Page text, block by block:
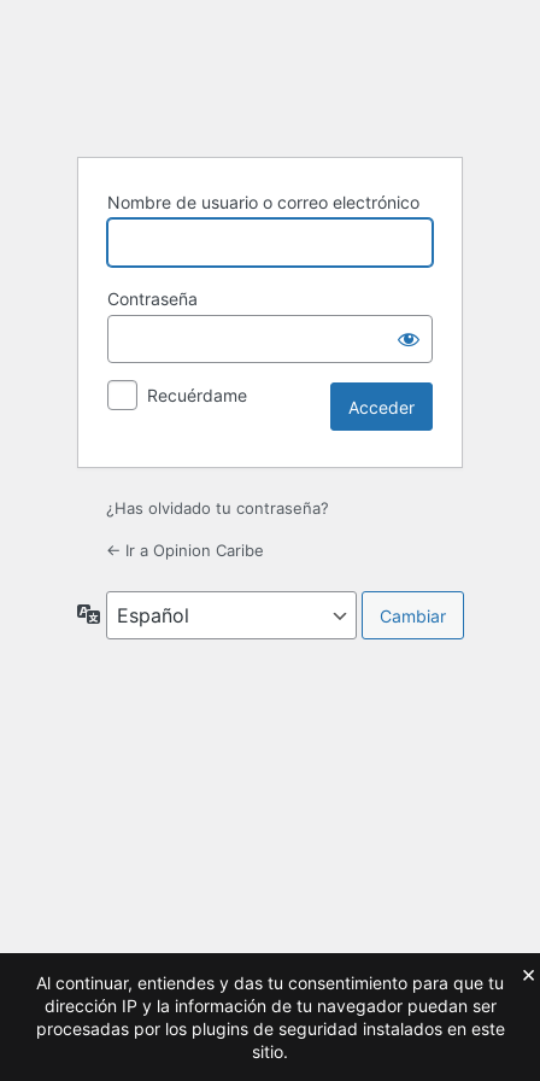
Nombre de usuario o correo electrónico
Contraseña
Recuérdame
¿Has olvidado tu contraseña?
← Ir a Opinion Caribe
Idioma
Al continuar, entiendes y das tu consentimiento para que tu
dirección IP y la información de tu navegador puedan ser
procesadas por los plugins de seguridad instalados en este
sitio.
×